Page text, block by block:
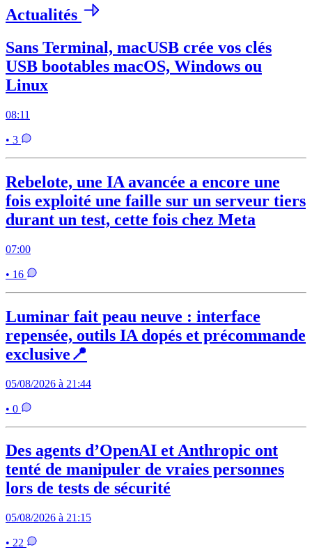
Actualités
Sans Terminal, macUSB crée vos clés
USB bootables macOS, Windows ou
Linux
08:11
• 3
Rebelote, une IA avancée a encore une
fois exploité une faille sur un serveur tiers
durant un test, cette fois chez Meta
07:00
• 16
Luminar fait peau neuve : interface
repensée, outils IA dopés et précommande
exclusive📍
05/08/2026 à 21:44
• 0
Des agents d’OpenAI et Anthropic ont
tenté de manipuler de vraies personnes
lors de tests de sécurité
05/08/2026 à 21:15
• 22